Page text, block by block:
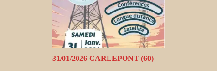
31/01/2026 CARLEPONT (60)